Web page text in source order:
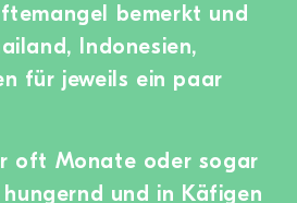
bemerkt und
Indonesien,
für jeweils ein paar
oft Monate oder sogar
und in Käfigen